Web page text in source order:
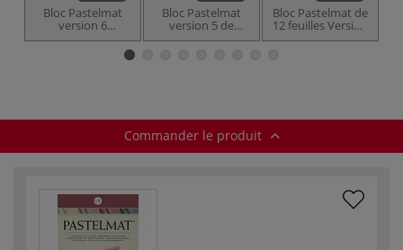
Bloc Pastelmat
version 6
Clairefontaine
Bloc Pastelmat
version 5 de
Clairefontaine -
Bloc Pastelmat de
12 feuilles Version
4 - 360 g/m²
Commander le produit